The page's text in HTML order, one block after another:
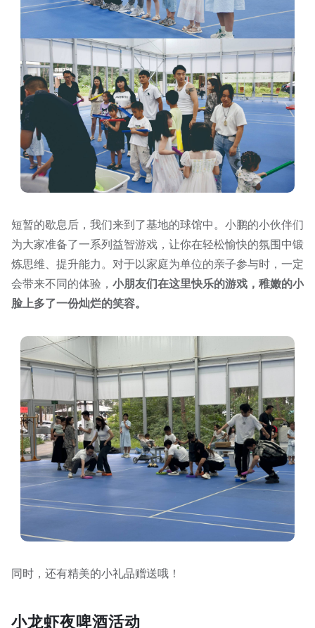
短暂的歇息后，我们来到了基地的球馆中。小鹏的小伙伴们
为大家准备了一系列益智游戏，让你在轻松愉快的氛围中锻
炼思维、提升能力。对于以家庭为单位的亲子参与时，一定
会带来不同的体验， 小朋友们在这里快乐的游戏，稚嫩的小
脸上多了一份灿烂的笑容。
同时，还有精美的小礼品赠送哦！
小龙虾夜啤酒活动